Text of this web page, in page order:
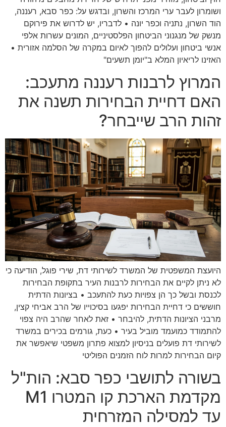
ושומרון לעבר ערי המרכז והשרון, ובדגש על: כפר סבא, רעננה,
הוד השרון, נתניה וכפר יונה • לדבריו, יש לדרוש את פירוקם
מנשק של מנגנוני הביטחון הפלסטיניים, המונים עשרות אלפי
אנשי ביטחון ועלולים להפוך לאיום במקרה של הסלמה אזורית •
האזינו לריאיון המלא ב"יומן תשעים"
המרוץ לרבנות רעננה מתעכב:
האם דחיית הבחירות תשנה את
זהות הרב שייבחר?
היועצת המשפטית של המשרד לשירותי דת, שירי פוגל, הודיעה כי
לא ניתן לקיים את הבחירות לרבנות העיר בתקופת הבחירות
לכנסת ובשל כך הן צפויות כעת להתעכב • בציונות הדתית
חוששים כי דחיית הבחירות יפגעו בסיכוייו של הרב אביחי קצין,
מרבני הציונות הדתית, להיבחר • זאת לאחר שהרב היה צפוי
להתמודד כמועמד מוביל בעיר • כעת, גורמים בכירים במשרד
לשירותי דת פועלים בניסיון למצוא פתרון משפטי שיאפשר את
קיום הבחירות למרות לוח הזמנים הפוליטי
בשורה לתושבי כפר סבא: הות"ל
מקדמת הארכת קו המטרו M1
עד למסילה המזרחית